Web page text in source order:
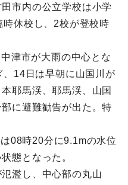
市内の公立学校は小学
休校し、2校が登校時
津市が大雨の中心とな
14日は早朝に山国川が
耶馬渓、耶馬渓、山国
に避難勧告が出た。特
08時20分に9.1mの水位
態となった。
濫し、中心部の丸山